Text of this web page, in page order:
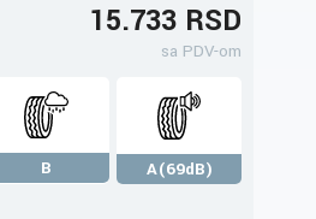
15.733 RSD
sa PDV-om
B
A(69dB)